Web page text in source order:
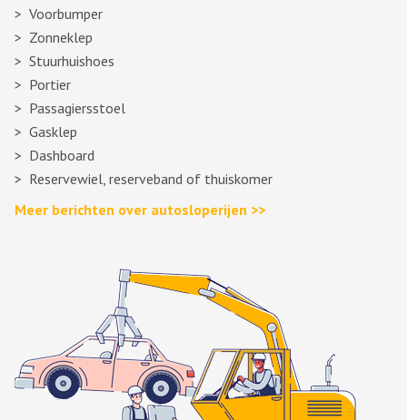
Voorbumper
Zonneklep
Stuurhuishoes
Portier
Passagiersstoel
Gasklep
Dashboard
Reservewiel, reserveband of thuiskomer
Meer berichten over autosloperijen >>